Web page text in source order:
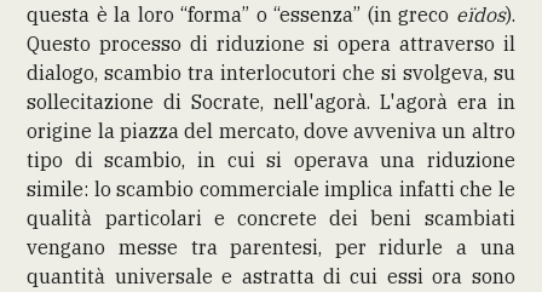
questa è la loro “forma” o “essenza” (in greco eïdos).
Questo processo di riduzione si opera attraverso il
dialogo, scambio tra interlocutori che si svolgeva, su
sollecitazione di Socrate, nell'agorà. L'agorà era in
origine la piazza del mercato, dove avveniva un altro
tipo di scambio, in cui si operava una riduzione
simile: lo scambio commerciale implica infatti che le
qualità particolari e concrete dei beni scambiati
vengano messe tra parentesi, per ridurle a una
quantità universale e astratta di cui essi ora sono